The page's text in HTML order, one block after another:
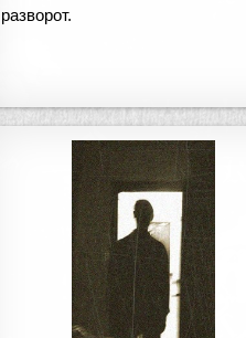
разворот.